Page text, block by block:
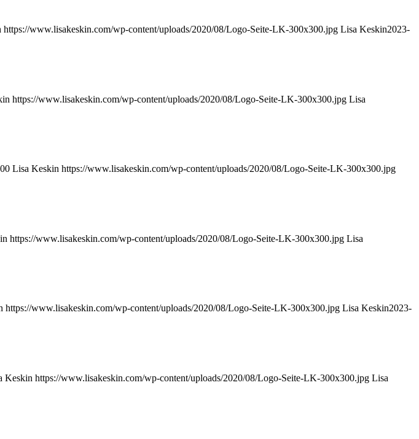
https://www.lisakeskin.com/wp-content/uploads/2020/08/Logo-Seite-LK-300x300.jpg Lisa Keskin2023-
https://www.lisakeskin.com/wp-content/uploads/2020/08/Logo-Seite-LK-300x300.jpg Lisa
Lisa Keskin https://www.lisakeskin.com/wp-content/uploads/2020/08/Logo-Seite-LK-300x300.jpg
https://www.lisakeskin.com/wp-content/uploads/2020/08/Logo-Seite-LK-300x300.jpg Lisa
https://www.lisakeskin.com/wp-content/uploads/2020/08/Logo-Seite-LK-300x300.jpg Lisa Keskin2023-
Keskin https://www.lisakeskin.com/wp-content/uploads/2020/08/Logo-Seite-LK-300x300.jpg Lisa